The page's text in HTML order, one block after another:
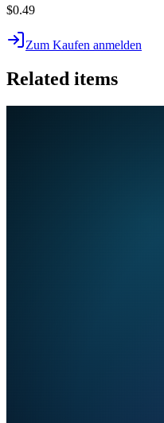
$0.49
Zum Kaufen anmelden
Related items